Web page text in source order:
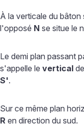
À la verticale du bâton
l'opposé N se situe le
Le demi plan passant
s'appelle le vertical
S'.
Sur ce même plan
R en direction du sud.